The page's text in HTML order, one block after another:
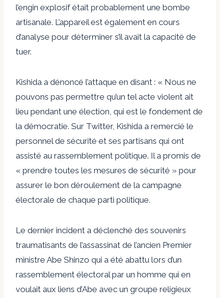
l’engin explosif était probablement une bombe
artisanale. L’appareil est également en cours
d’analyse pour déterminer s’il avait la capacité de
tuer.
Kishida a dénoncé l’attaque en disant : « Nous ne
pouvons pas permettre qu’un tel acte violent ait
lieu pendant une élection, qui est le fondement de
la démocratie. Sur Twitter, Kishida a remercié le
personnel de sécurité et ses partisans qui ont
assisté au rassemblement politique. Il a promis de
« prendre toutes les mesures de sécurité » pour
assurer le bon déroulement de la campagne
électorale de chaque parti politique.
Le dernier incident a déclenché des souvenirs
traumatisants de l’assassinat de l’ancien Premier
ministre Abe Shinzo qui a été abattu lors d’un
rassemblement électoral par un homme qui en
voulait aux liens d’Abe avec un groupe religieux